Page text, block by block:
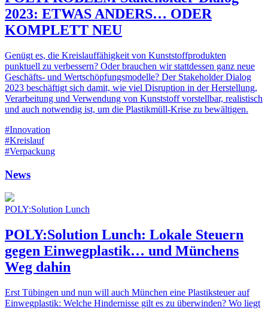
2023: ETWAS ANDERS… ODER
KOMPLETT NEU
Genügt es, die Kreislauffähigkeit von Kunststoffprodukten
punktuell zu verbessern? Oder brauchen wir stattdessen ganz neue
Geschäfts- und Wertschöpfungsmodelle? Der Stakeholder Dialog
2023 beschäftigt sich damit, wie viel Disruption in der Herstellung,
Verarbeitung und Verwendung von Kunststoff vorstellbar, realistisch
und auch notwendig ist, um die Plastikmüll-Krise zu bewältigen.
#Innovation
#Kreislauf
#Verpackung
News
POLY:Solution Lunch
POLY:Solution Lunch: Lokale Steuern
gegen Einwegplastik… und Münchens
Weg dahin
Erst Tübingen und nun will auch München eine Plastiksteuer auf
Einwegplastik: Welche Hindernisse gilt es zu überwinden? Wo liegt